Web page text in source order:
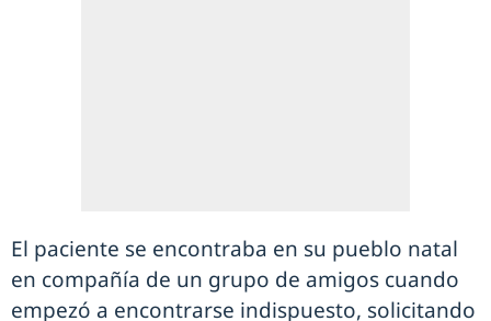
El paciente se encontraba en su pueblo natal
en compañía de un grupo de amigos cuando
empezó a encontrarse indispuesto, solicitando